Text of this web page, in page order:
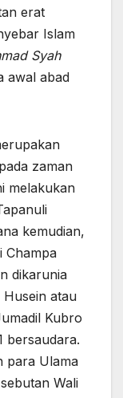
erat
Islam
Syah
awal abad
zaman
melakukan
kemudian,
Champa
dikarunia
atau
Kubro
bersaudara.
para Ulama
Wali